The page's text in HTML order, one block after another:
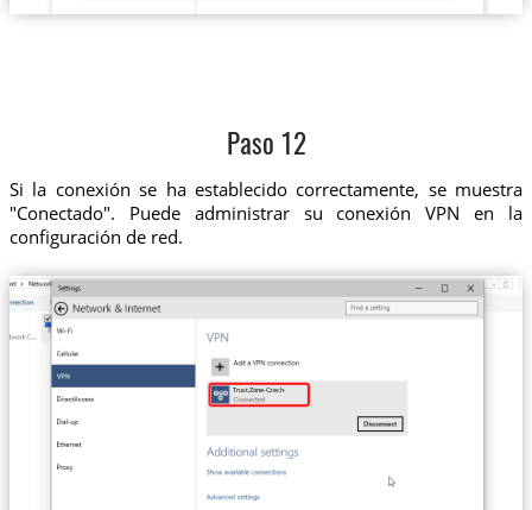
Paso 12
Si la conexión se ha establecido correctamente, se muestra
"Conectado". Puede administrar su conexión VPN en la
configuración de red.
Trust.Zone-Czech-Republic